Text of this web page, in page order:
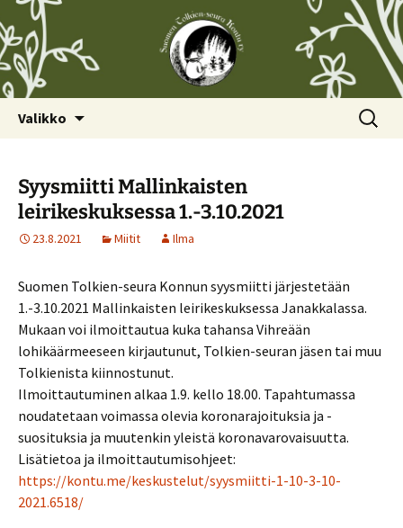
Valikko Haku:
Syysmiitti Mallinkaisten
leirikeskuksessa 1.-3.10.2021
23.8.2021 Miitit Ilma
Suomen Tolkien-seura Konnun syysmiitti järjestetään
1.-3.10.2021 Mallinkaisten leirikeskuksessa Janakkalassa.
Mukaan voi ilmoittautua kuka tahansa Vihreään
lohikäärmeeseen kirjautunut, Tolkien-seuran jäsen tai muu
Tolkienista kiinnostunut.
Ilmoittautuminen alkaa 1.9. kello 18.00. Tapahtumassa
noudatetaan voimassa olevia koronarajoituksia ja -
suosituksia ja muutenkin yleistä koronavarovaisuutta.
Lisätietoa ja ilmoittautumisohjeet:
https://kontu.me/keskustelut/syysmiitti-1-10-3-10-
2021.6518/